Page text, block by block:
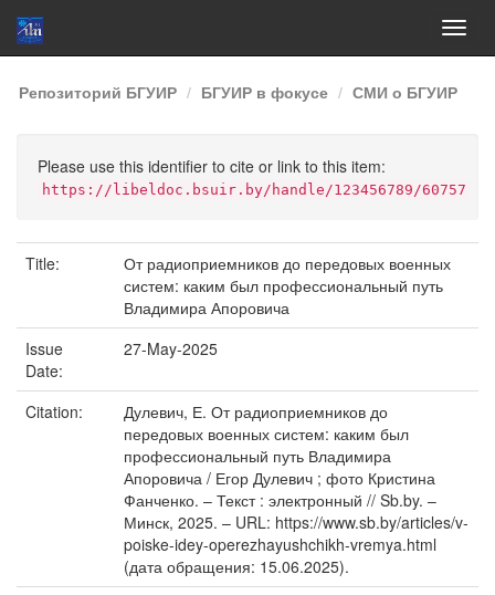
Skip
navigation
Репозиторий БГУИР БГУИР в фокусе СМИ о БГУИР
Please use this identifier to cite or link to this item:
https://libeldoc.bsuir.by/handle/123456789/60757
Title:
От радиоприемников до передовых военных
систем: каким был профессиональный путь
Владимира Апоровича
Issue
Date:
27-May-2025
Citation:
Дулевич, Е. От радиоприемников до
передовых военных систем: каким был
профессиональный путь Владимира
Апоровича / Егор Дулевич ; фото Кристина
Фанченко. – Текст : электронный // Sb.by. –
Минск, 2025. – URL: https://www.sb.by/articles/v-
poiske-idey-operezhayushchikh-vremya.html
(дата обращения: 15.06.2025).